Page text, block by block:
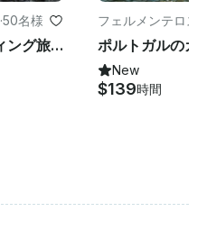
·50名様
ポルトガルでのラフティング旅行
フェルメンテロス
New
$139時間